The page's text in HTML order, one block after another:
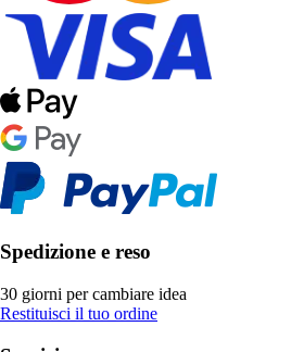
Spedizione e reso
30 giorni per cambiare idea
Restituisci il tuo ordine